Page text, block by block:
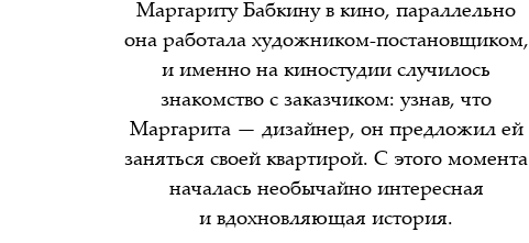
Маргариту Бабкину в кино, параллельно
она работала художником-постановщиком,
и именно на киностудии случилось
знакомство с заказчиком: узнав, что
Маргарита — дизайнер, он предложил ей
заняться своей квартирой. С этого момента
началась необычайно интересная
и вдохновляющая история.